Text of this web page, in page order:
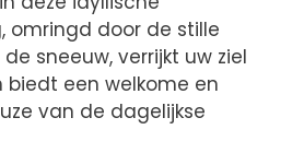
omringd door de stille
sneeuw, verrijkt uw ziel
een welkome en
van de dagelijkse